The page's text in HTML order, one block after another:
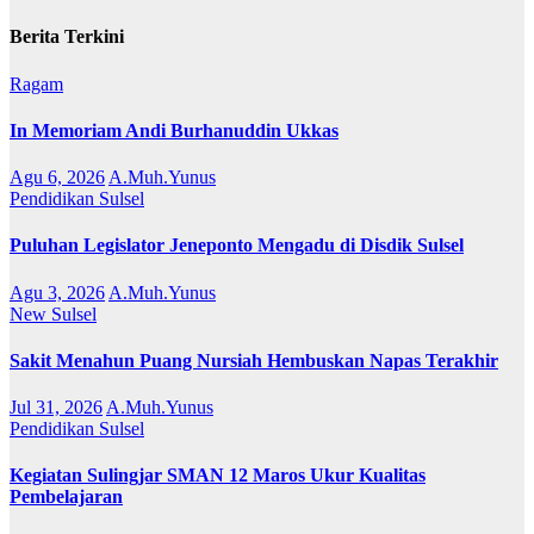
Berita Terkini
Ragam
In Memoriam Andi Burhanuddin Ukkas
Agu 6, 2026 A.Muh.Yunus
Pendidikan Sulsel
Puluhan Legislator Jeneponto Mengadu di Disdik Sulsel
Agu 3, 2026 A.Muh.Yunus
New Sulsel
Sakit Menahun Puang Nursiah Hembuskan Napas Terakhir
Jul 31, 2026 A.Muh.Yunus
Pendidikan Sulsel
Kegiatan Sulingjar SMAN 12 Maros Ukur Kualitas
Pembelajaran